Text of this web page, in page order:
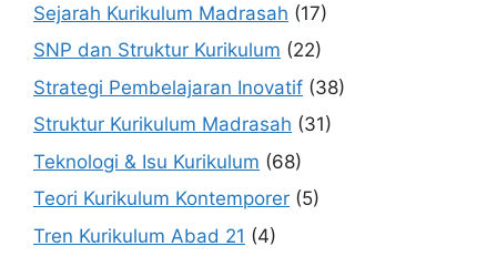
Sejarah Kurikulum Madrasah (17)
SNP dan Struktur Kurikulum (22)
Strategi Pembelajaran Inovatif (38)
Struktur Kurikulum Madrasah (31)
Teknologi & Isu Kurikulum (68)
Teori Kurikulum Kontemporer (5)
Tren Kurikulum Abad 21 (4)